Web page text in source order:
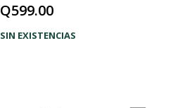
Q599.00
SIN EXISTENCIAS